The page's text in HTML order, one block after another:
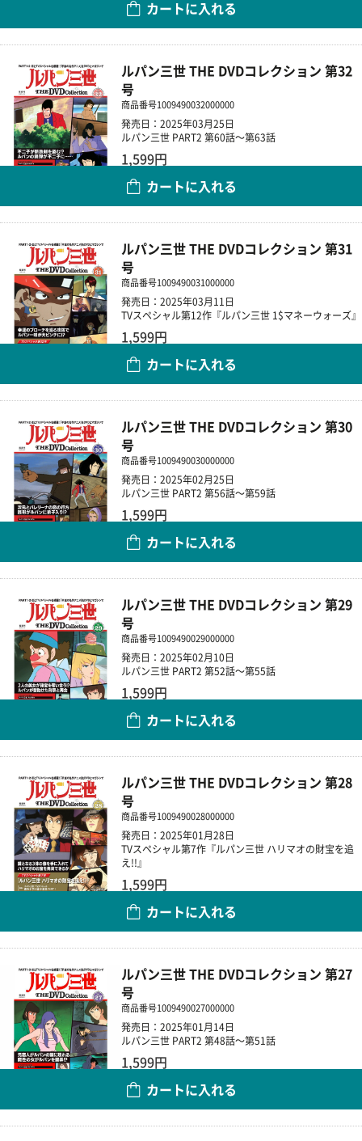
カートに入れる
ルパン三世 THE DVDコレクション 第32
号
商品番号1009490032000000
発売日：2025年03月25日
ルパン三世 PART2 第60話～第63話
1,599円
カートに入れる
ルパン三世 THE DVDコレクション 第31
号
商品番号1009490031000000
発売日：2025年03月11日
TVスペシャル第12作『ルパン三世 1$マネーウォーズ』
1,599円
カートに入れる
ルパン三世 THE DVDコレクション 第30
号
商品番号1009490030000000
発売日：2025年02月25日
ルパン三世 PART2 第56話～第59話
1,599円
カートに入れる
ルパン三世 THE DVDコレクション 第29
号
商品番号1009490029000000
発売日：2025年02月10日
ルパン三世 PART2 第52話～第55話
1,599円
カートに入れる
ルパン三世 THE DVDコレクション 第28
号
商品番号1009490028000000
発売日：2025年01月28日
TVスペシャル第7作『ルパン三世 ハリマオの財宝を追
え!!』
1,599円
カートに入れる
ルパン三世 THE DVDコレクション 第27
号
商品番号1009490027000000
発売日：2025年01月14日
ルパン三世 PART2 第48話～第51話
1,599円
カートに入れる